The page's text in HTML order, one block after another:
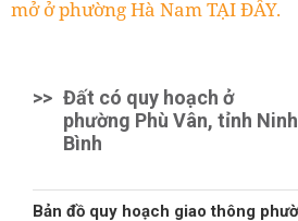
mở ở phường Hà Nam TẠI ĐÂY.
>> Đất có quy hoạch ở
phường Phù Vân, tỉnh Ninh
Bình
Bản đồ quy hoạch giao thông